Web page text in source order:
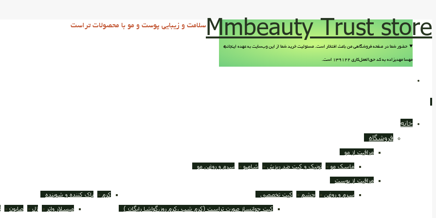
Mmbeauty Trust storeسلامت و زیبایی پوست و مو با محصولات تراست
حضور شما در صفحه فروشگاهی من باعث افتخار است. مسئولیت خرید شما از این وب‌سایت به عهده اینجانب
مهسا مهدیزاده به کد حق‌العمل‌کاری ۱۳۹۱۲۲ است.
خانه
فروشگاه
مراقبت از مو
ماسک مو تونیک و کیت ضد ريزش شامپو سرم و روغن مو
مراقبت از پوست
سرم و روغن چشم کیت تخصصی
کیت جوانساز صورت تراست (کرم شب ،کرم روز،گواشا رایگان )
کرم پاک کننده و شوینده
میسلار واتر ژل صابون